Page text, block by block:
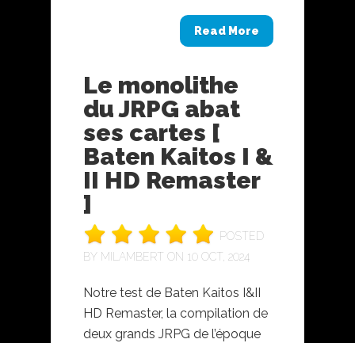
Read More
Le monolithe
du JRPG abat
ses cartes [
Baten Kaitos I &
II HD Remaster
]
POSTED
BY MILAMBERT ON 10 OCT, 2024
Notre test de Baten Kaitos I&II
HD Remaster, la compilation de
deux grands JRPG de l’époque